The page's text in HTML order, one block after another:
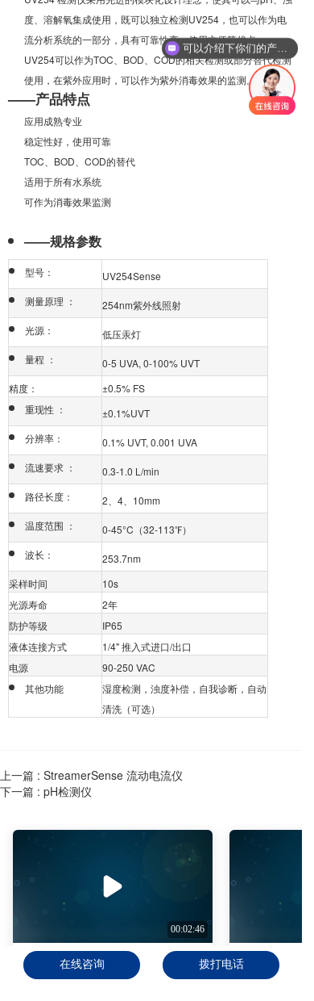
拨打电话
在线咨询
度、溶解氧集成使用，既可以独立检测UV254，也可以作为电
流分析系统的一部分，具有可靠性高、使用方便等优点。
UV254可以作为TOC、BOD、COD的相关检测或部分替代检测
使用，在紫外应用时，可以作为紫外消毒效果的监测。
——产品特点
应用成熟专业
稳定性好，使用可靠
TOC、BOD、COD的替代
适用于所有水系统
可作为消毒效果监测
——规格参数
型号：
UV254Sense
测量原理 ：
254nm紫外线照射
光源：
低压汞灯
量程 ：
0-5 UVA, 0-100% UVT
精度：
±0.5% FS
重现性 ：
±0.1%UVT
分辨率：
0.1% UVT, 0.001 UVA
流速要求 ：
0.3-1.0 L/min
路径长度：
2、4、10mm
温度范围 ：
0-45°C（32-113℉）
波长：
253.7nm
采样时间
10s
光源寿命
2年
防护等级
IP65
液体连接方式
1/4" 推入式进口/出口
电源
90-250 VAC
其他功能
湿度检测，浊度补偿，自我诊断，自动
清洗（可选）
上一篇 : StreamerSense 流动电流仪
下一篇 : pH检测仪
00:02:46
可以介绍下你们的产品么